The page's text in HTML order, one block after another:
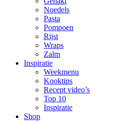
Noedels
Pasta
Pompoen
Rijst
Wraps
Zalm
Inspiratie
Weekmenu
Kooktips
Recept video’s
Top 10
Inspiratie
Shop